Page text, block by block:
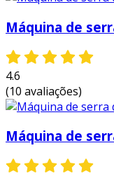
aplicações da
ah 250h
a versatilidade da
utilização em uma
algumas aplicações
indústria
cortes de
Máquina de
4.6
(10 avaliações)
Máquina de